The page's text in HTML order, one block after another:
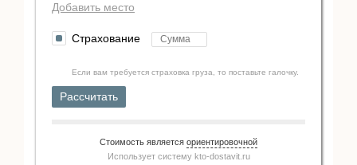
Добавить место
Страхование
Если вам требуется страховка груза, то поставьте галочку.
Рассчитать
Стоимость является ориентировочной
Использует систему kto-dostavit.ru